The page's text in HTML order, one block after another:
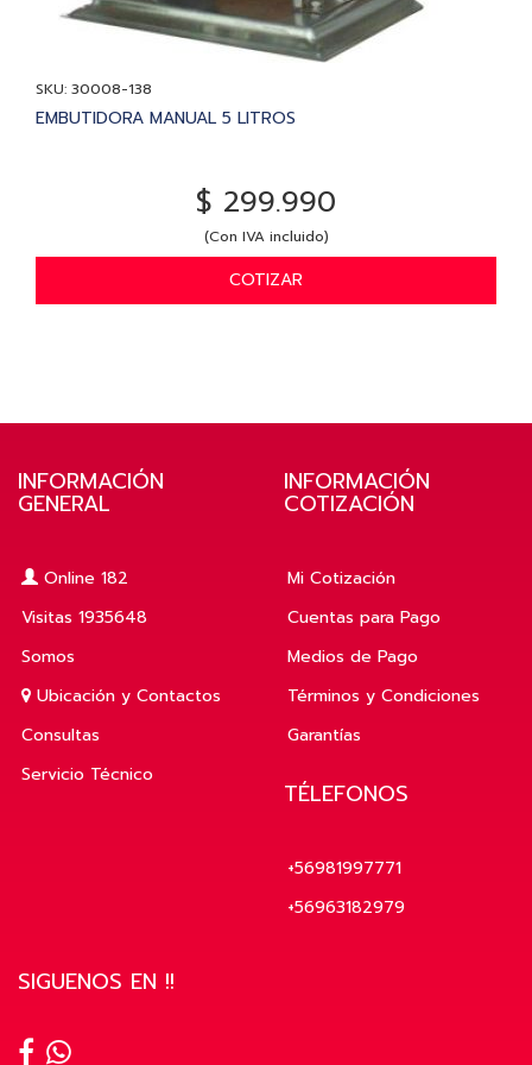
SKU: 30008-138
EMBUTIDORA MANUAL 5 LITROS
$ 299.990
(Con IVA incluido)
COTIZAR
INFORMACIÓN
GENERAL
Online 182
Visitas 1935648
Somos
Ubicación y Contactos
Consultas
Servicio Técnico
INFORMACIÓN
COTIZACIÓN
Mi Cotización
Cuentas para Pago
Medios de Pago
Términos y Condiciones
Garantías
TÉLEFONOS
+56981997771
+56963182979
SIGUENOS EN !!